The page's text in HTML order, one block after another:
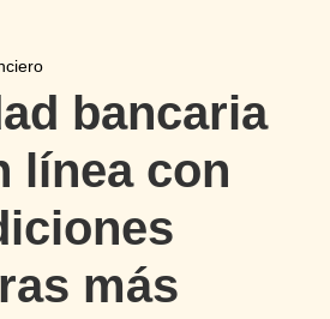
bancaria
línea con
más